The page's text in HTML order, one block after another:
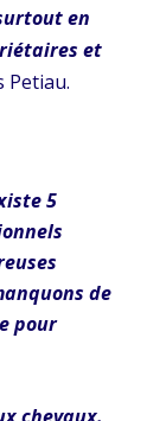
en
et
Petiau.
5
de
pour